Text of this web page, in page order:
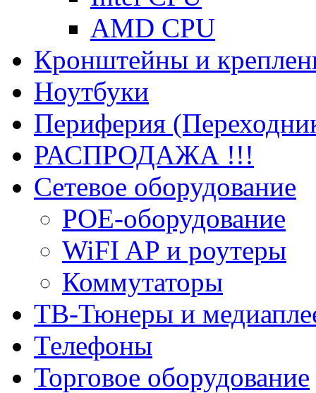
AMD CPU
Кронштейны и
Ноутбуки
Периферия
РАСПРОДАЖА !!!
Сетевое оборудование
POE-оборудование
WiFI AP и роутеры
Коммутаторы
ТВ-Тюнеры и
Телефоны
Торговое оборудование